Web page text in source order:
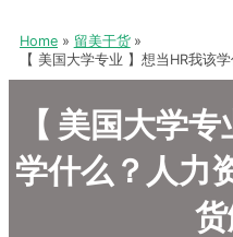
Home
留美干货
【 美国大学专业 】想当HR我该
【 美国大学
学什么？人力